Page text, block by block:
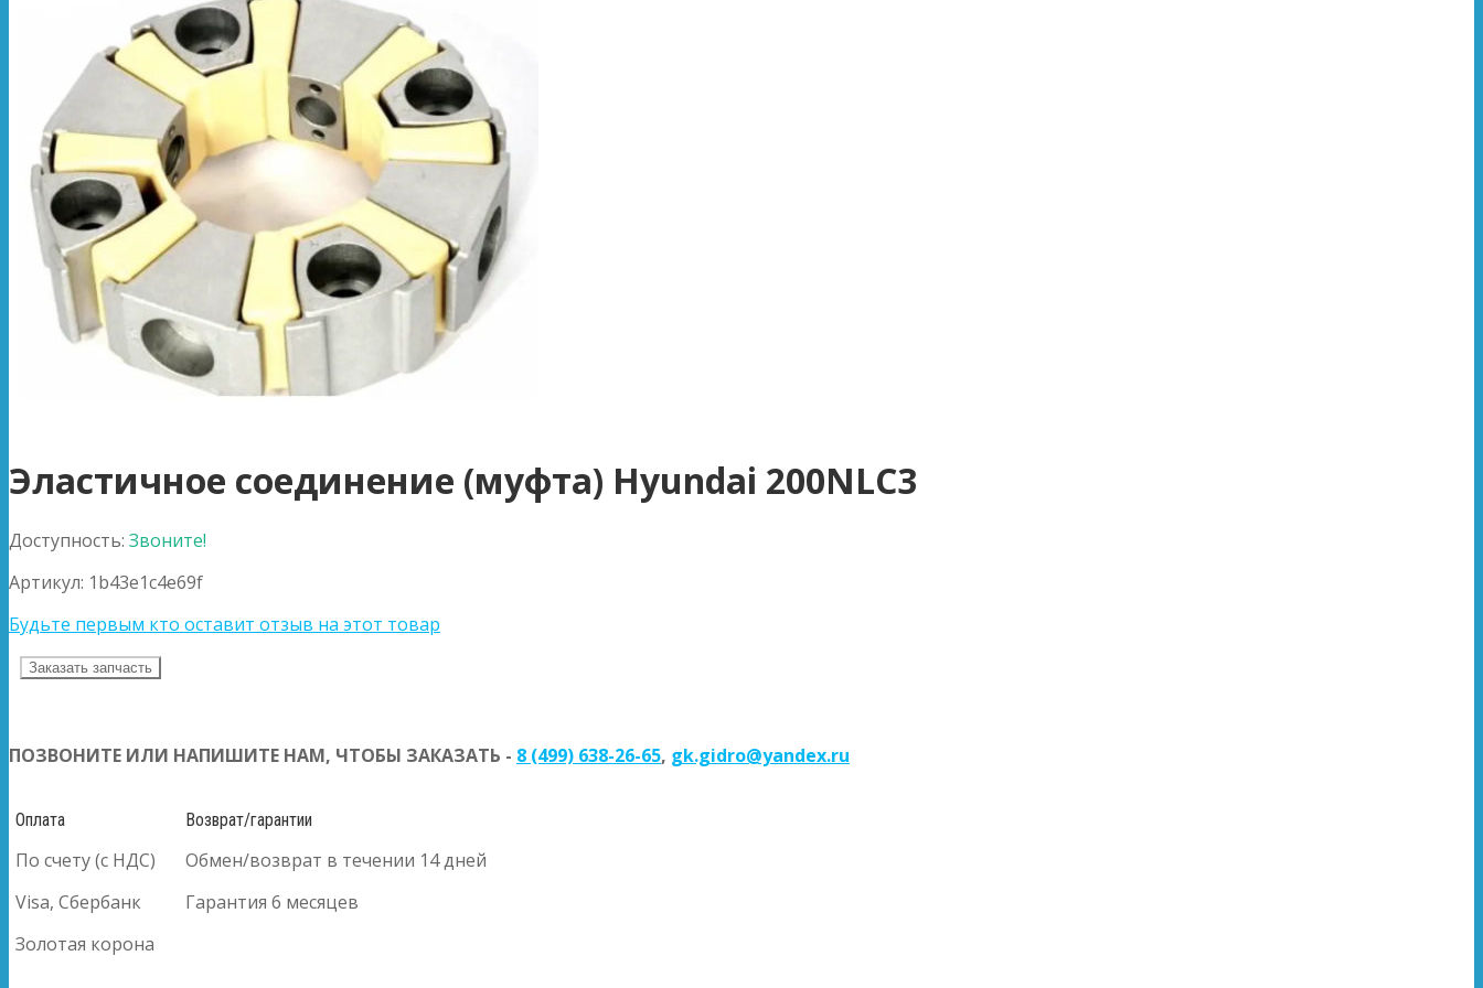
Эластичное соединение (муфта) Hyundai 200NLC3
Доступность: Звоните!
Артикул: 1b43e1c4e69f
Будьте первым кто оставит отзыв на этот товар
Заказать запчасть
ПОЗВОНИТЕ ИЛИ НАПИШИТЕ НАМ, ЧТОБЫ ЗАКАЗАТЬ - 8 (499) 638-26-65, gk.gidro@yandex.ru
Оплата
По счету (с НДС)
Visa, Сбербанк
Золотая корона
Возврат/гарантии
Обмен/возврат в течении 14 дней
Гарантия 6 месяцев